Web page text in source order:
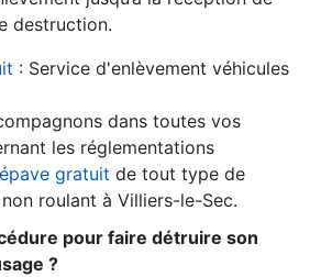
destruction.
: Service d'enlèvement véhicules
dans toutes vos
les réglementations
gratuit de tout type de
roulant à Villiers-le-Sec.
pour faire détruire son
?